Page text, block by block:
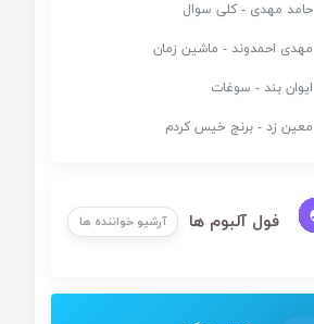
حامد مهدی - کلی سوال
مهدی احمدوند - ماشین زمان
ایوان بند - سوغات
معین زد - برنج خیس کردم
فول آلبوم ها آرشیو خواننده ها